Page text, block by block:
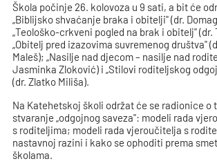
Škola počinje 26. kolovoza u 9 sati, a bit će
„Biblijsko shvaćanje braka i obitelji" (dr.
„Teološko-crkveni pogled na brak i obitelj"
„Obitelj pred izazovima suvremenog društva"
Maleš); „Nasilje nad djecom – nasilje nad
Jasminka Zloković) i „Stilovi roditeljskog
(dr. Zlatko Miliša).
Na Katehetskoj školi održat će se radionice o
stvaranje „odgojnog saveza": modeli rada
s roditeljima; modeli rada vjeroučitelja s
nastavnoj razini i kako se ophoditi prema
školama.